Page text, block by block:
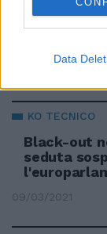
Data
"Le
ridotto".
KO TECNICO
Black-out
seduta
09/03/2021